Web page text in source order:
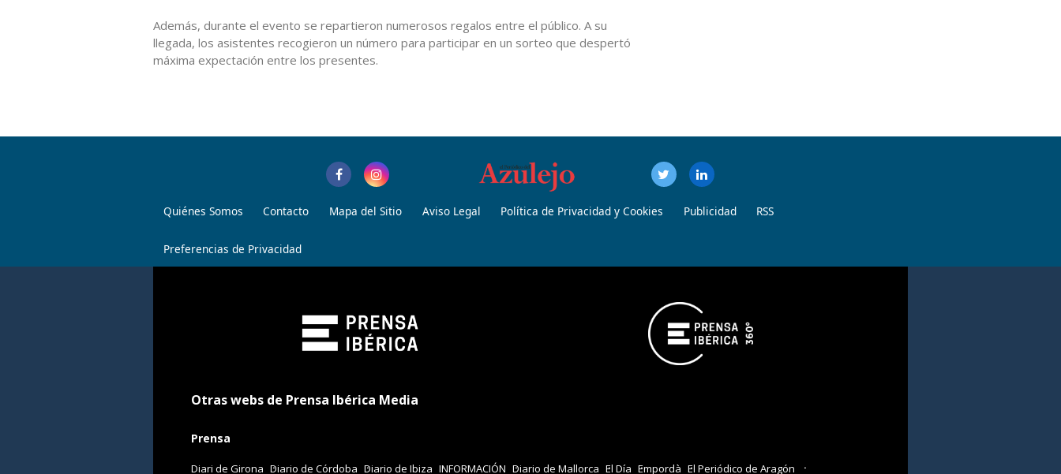
Además, durante el evento se repartieron numerosos regalos entre el público. A su
llegada, los asistentes recogieron un número para participar en un sorteo que despertó
máxima expectación entre los presentes.
Quiénes Somos Contacto Mapa del Sitio Aviso Legal Política de Privacidad y Cookies Publicidad RSS
Preferencias de Privacidad
Otras webs de Prensa Ibérica Media
Prensa
Diari de Girona Diario de Córdoba Diario de Ibiza INFORMACIÓN Diario de Mallorca El Día Empordà El Periódico de Aragón